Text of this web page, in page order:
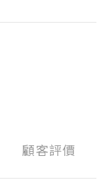
顧客評價